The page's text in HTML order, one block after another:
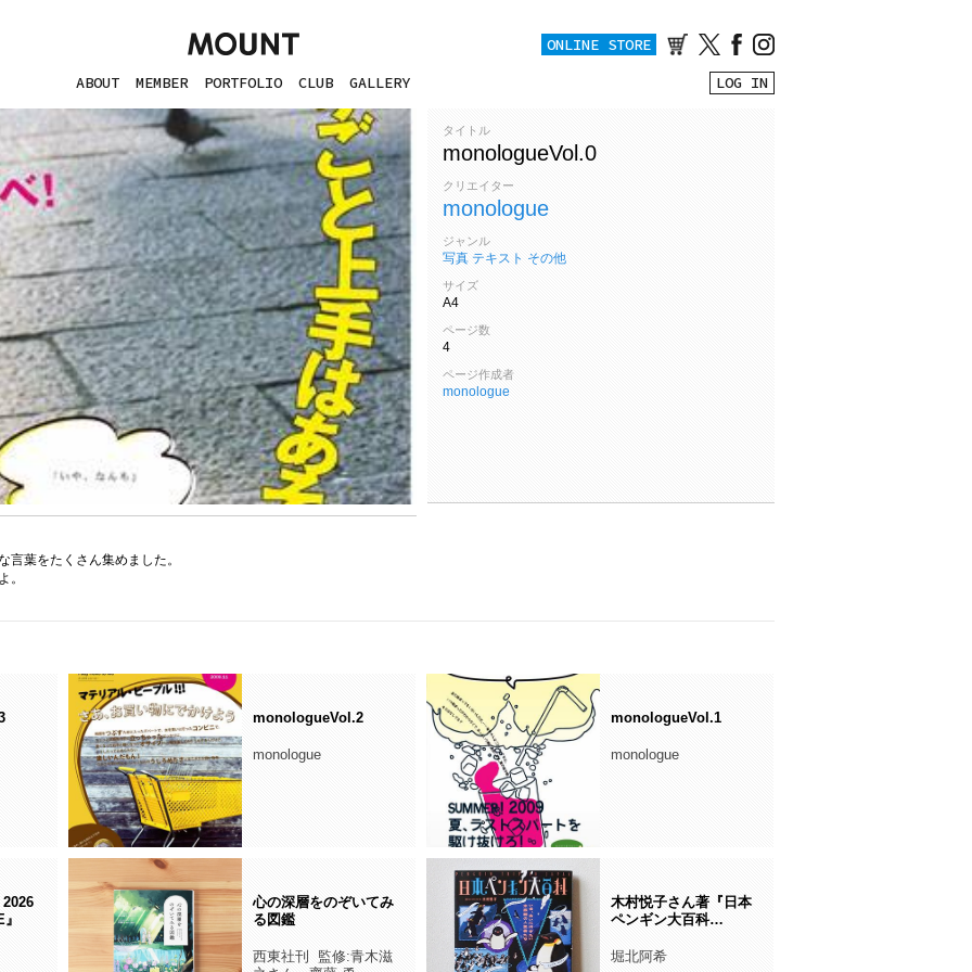
ABOUT MEMBER PORTFOLIO CLUB GALLERY
ONLINE STORE
LOG IN
葉をたくさん集めました。
。
タイトル
monologueVol.0
クリエイター
monologue
ジャンル
写真 テキスト その他
サイズ
A4
ページ数
4
ページ作成者
monologue
monologueVol.2
monologue
monologueVol.1
monologue
心の深層をのぞいてみ
る図鑑
西東社刊 監修:青木滋
木村悦子さん著『日本
ペンギン大百科…
堀北阿希